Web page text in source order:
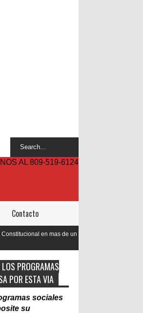
AL 809-519-6124
Contacto
de un 90
Nacionalización del
PROGRAMAS
POR ESTA VIA
sociales
su